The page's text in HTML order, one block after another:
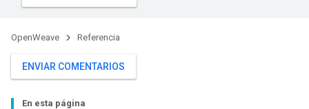
OpenWeave Referencia
ENVIAR COMENTARIOS
En esta página